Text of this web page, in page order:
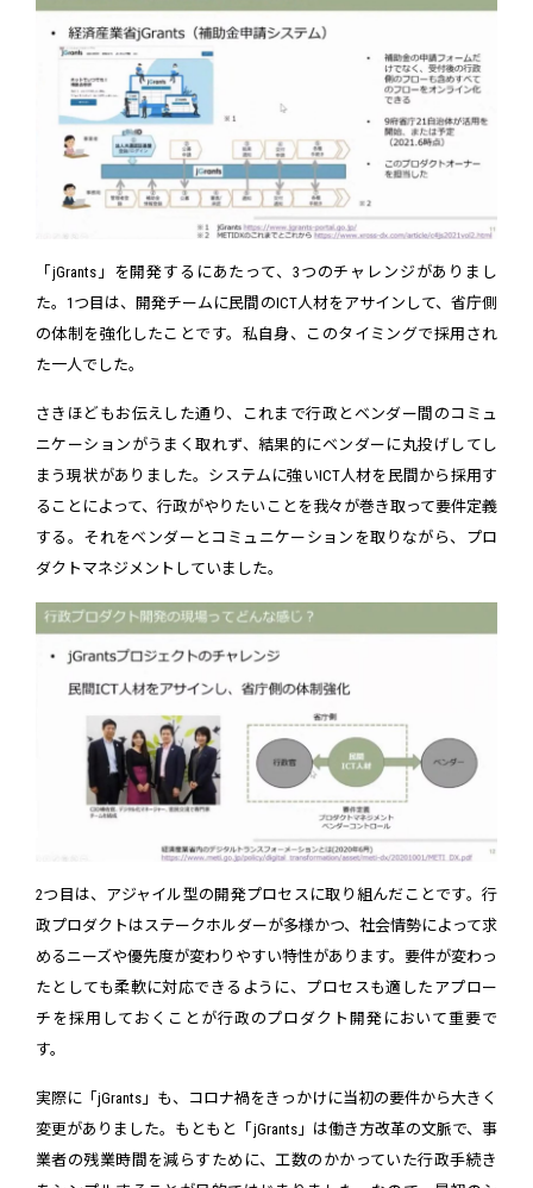
「jGrants」を開発するにあたって、3つのチャレンジがありまし
た。1つ目は、開発チームに民間のICT人材をアサインして、省庁側
の体制を強化したことです。私自身、このタイミングで採用され
た一人でした。
さきほどもお伝えした通り、これまで行政とベンダー間のコミュ
ニケーションがうまく取れず、結果的にベンダーに丸投げしてし
まう現状がありました。システムに強いICT人材を民間から採用す
ることによって、行政がやりたいことを我々が巻き取って要件定義
する。それをベンダーとコミュニケーションを取りながら、プロ
ダクトマネジメントしていました。
2つ目は、アジャイル型の開発プロセスに取り組んだことです。行
政プロダクトはステークホルダーが多様かつ、社会情勢によって求
めるニーズや優先度が変わりやすい特性があります。要件が変わっ
たとしても柔軟に対応できるように、プロセスも適したアプロー
チを採用しておくことが行政のプロダクト開発において重要で
す。
実際に「jGrants」も、コロナ禍をきっかけに当初の要件から大きく
変更がありました。もともと「jGrants」は働き方改革の文脈で、事
業者の残業時間を減らすために、工数のかかっていた行政手続き